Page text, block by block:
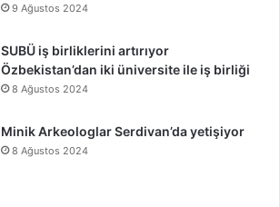
9 Ağustos 2024
SUBÜ iş birliklerini artırıyor
Özbekistan’dan iki üniversite ile iş birliği
8 Ağustos 2024
Minik Arkeologlar Serdivan’da yetişiyor
8 Ağustos 2024